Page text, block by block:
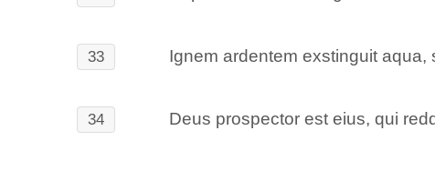
33 Ignem ardentem exstinguit
34 Deus prospector est eius, qui